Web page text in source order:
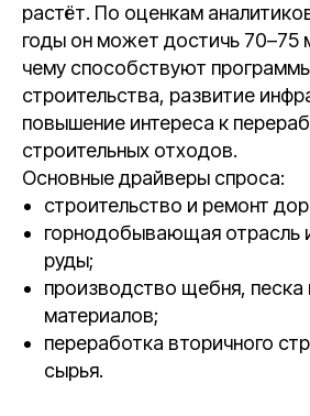
растёт. По оценкам
годы он может достичь 70–75
чему способствуют
строительства, развитие
повышение интереса к
строительных отходов.
Основные драйверы спроса:
строительство и ремонт
горнодобывающая отрасль
руды;
производство щебня, песка
материалов;
переработка вторичного
сырья.